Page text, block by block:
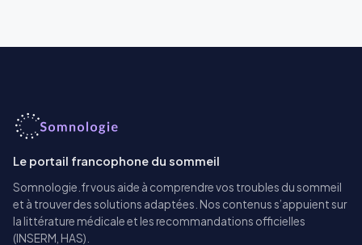
Le portail francophone du sommeil
Somnologie.fr vous aide à comprendre vos troubles du sommeil
et à trouver des solutions adaptées. Nos contenus s’appuient sur
la littérature médicale et les recommandations officielles
(INSERM, HAS).